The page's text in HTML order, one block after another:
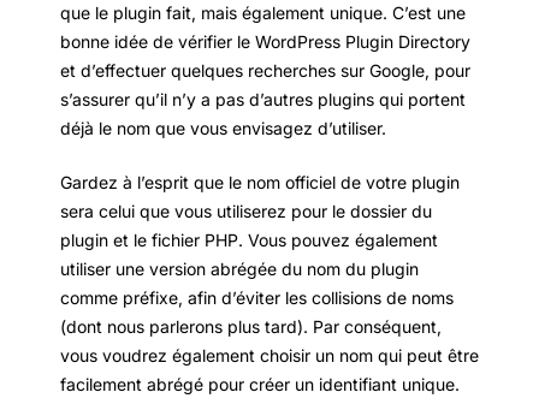
que le plugin fait, mais également unique. C’est une
bonne idée de vérifier le WordPress Plugin Directory
et d’effectuer quelques recherches sur Google, pour
s’assurer qu’il n’y a pas d’autres plugins qui portent
déjà le nom que vous envisagez d’utiliser.
Gardez à l’esprit que le nom officiel de votre plugin
sera celui que vous utiliserez pour le dossier du
plugin et le fichier PHP. Vous pouvez également
utiliser une version abrégée du nom du plugin
comme préfixe, afin d’éviter les collisions de noms
(dont nous parlerons plus tard). Par conséquent,
vous voudrez également choisir un nom qui peut être
facilement abrégé pour créer un identifiant unique.